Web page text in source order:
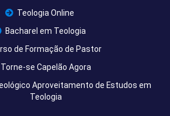
Teologia Online
Bacharel em Teologia
de Formação de Pastor
Torne-se Capelão Agora
Aproveitamento de Estudos em
Teologia